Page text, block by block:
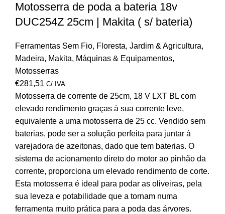
Motosserra de poda a bateria 18v
DUC254Z 25cm | Makita ( s/ bateria)
Ferramentas Sem Fio, Floresta, Jardim & Agricultura,
Madeira, Makita, Máquinas & Equipamentos,
Motosserras
€281,51 C/ IVA
Motosserra de corrente de 25cm, 18 V LXT BL com
elevado rendimento graças à sua corrente leve,
equivalente a uma motosserra de 25 cc. Vendido sem
baterias, pode ser a solução perfeita para juntar à
varejadora de azeitonas, dado que tem baterias. O
sistema de acionamento direto do motor ao pinhão da
corrente, proporciona um elevado rendimento de corte.
Esta motosserra é ideal para podar as oliveiras, pela
sua leveza e potabilidade que a tornam numa
ferramenta muito prática para a poda das árvores.